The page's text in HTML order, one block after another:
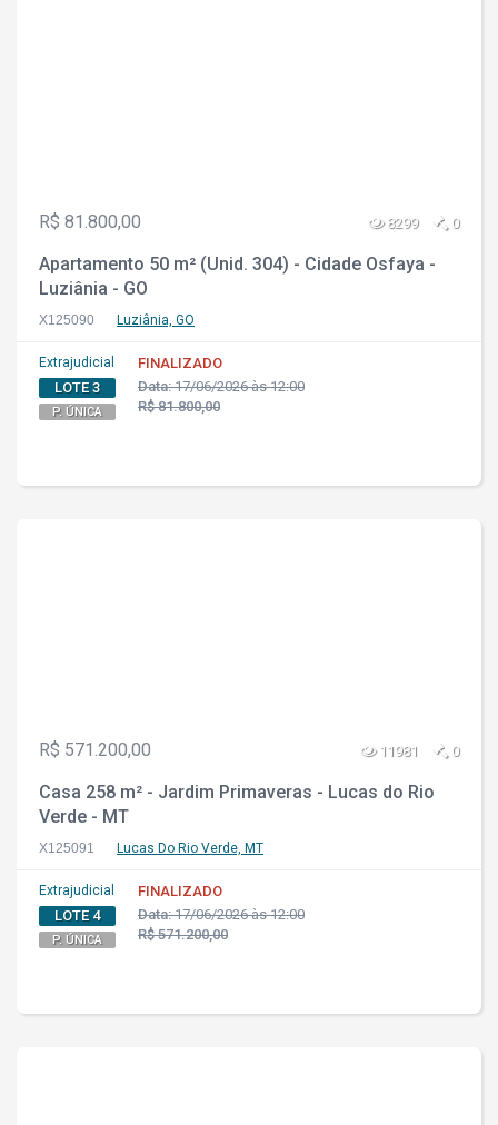
R$ 81.800,00 8299 0
Apartamento 50 m² (Unid. 304) - Cidade Osfaya -
Luziânia - GO
X125090 Luziânia, GO
Extrajudicial
LOTE 3
P. ÚNICA
FINALIZADO
Data:17/06/2026 às 12:00
R$ 81.800,00
R$ 571.200,00 11981 0
Casa 258 m² - Jardim Primaveras - Lucas do Rio
Verde - MT
X125091 Lucas Do Rio Verde, MT
Extrajudicial
LOTE 4
P. ÚNICA
FINALIZADO
Data:17/06/2026 às 12:00
R$ 571.200,00